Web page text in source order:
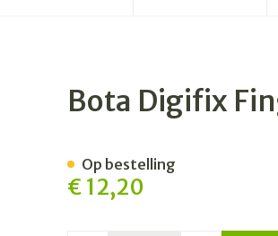
Bota Digifix
€ 12,20
Op bestelling